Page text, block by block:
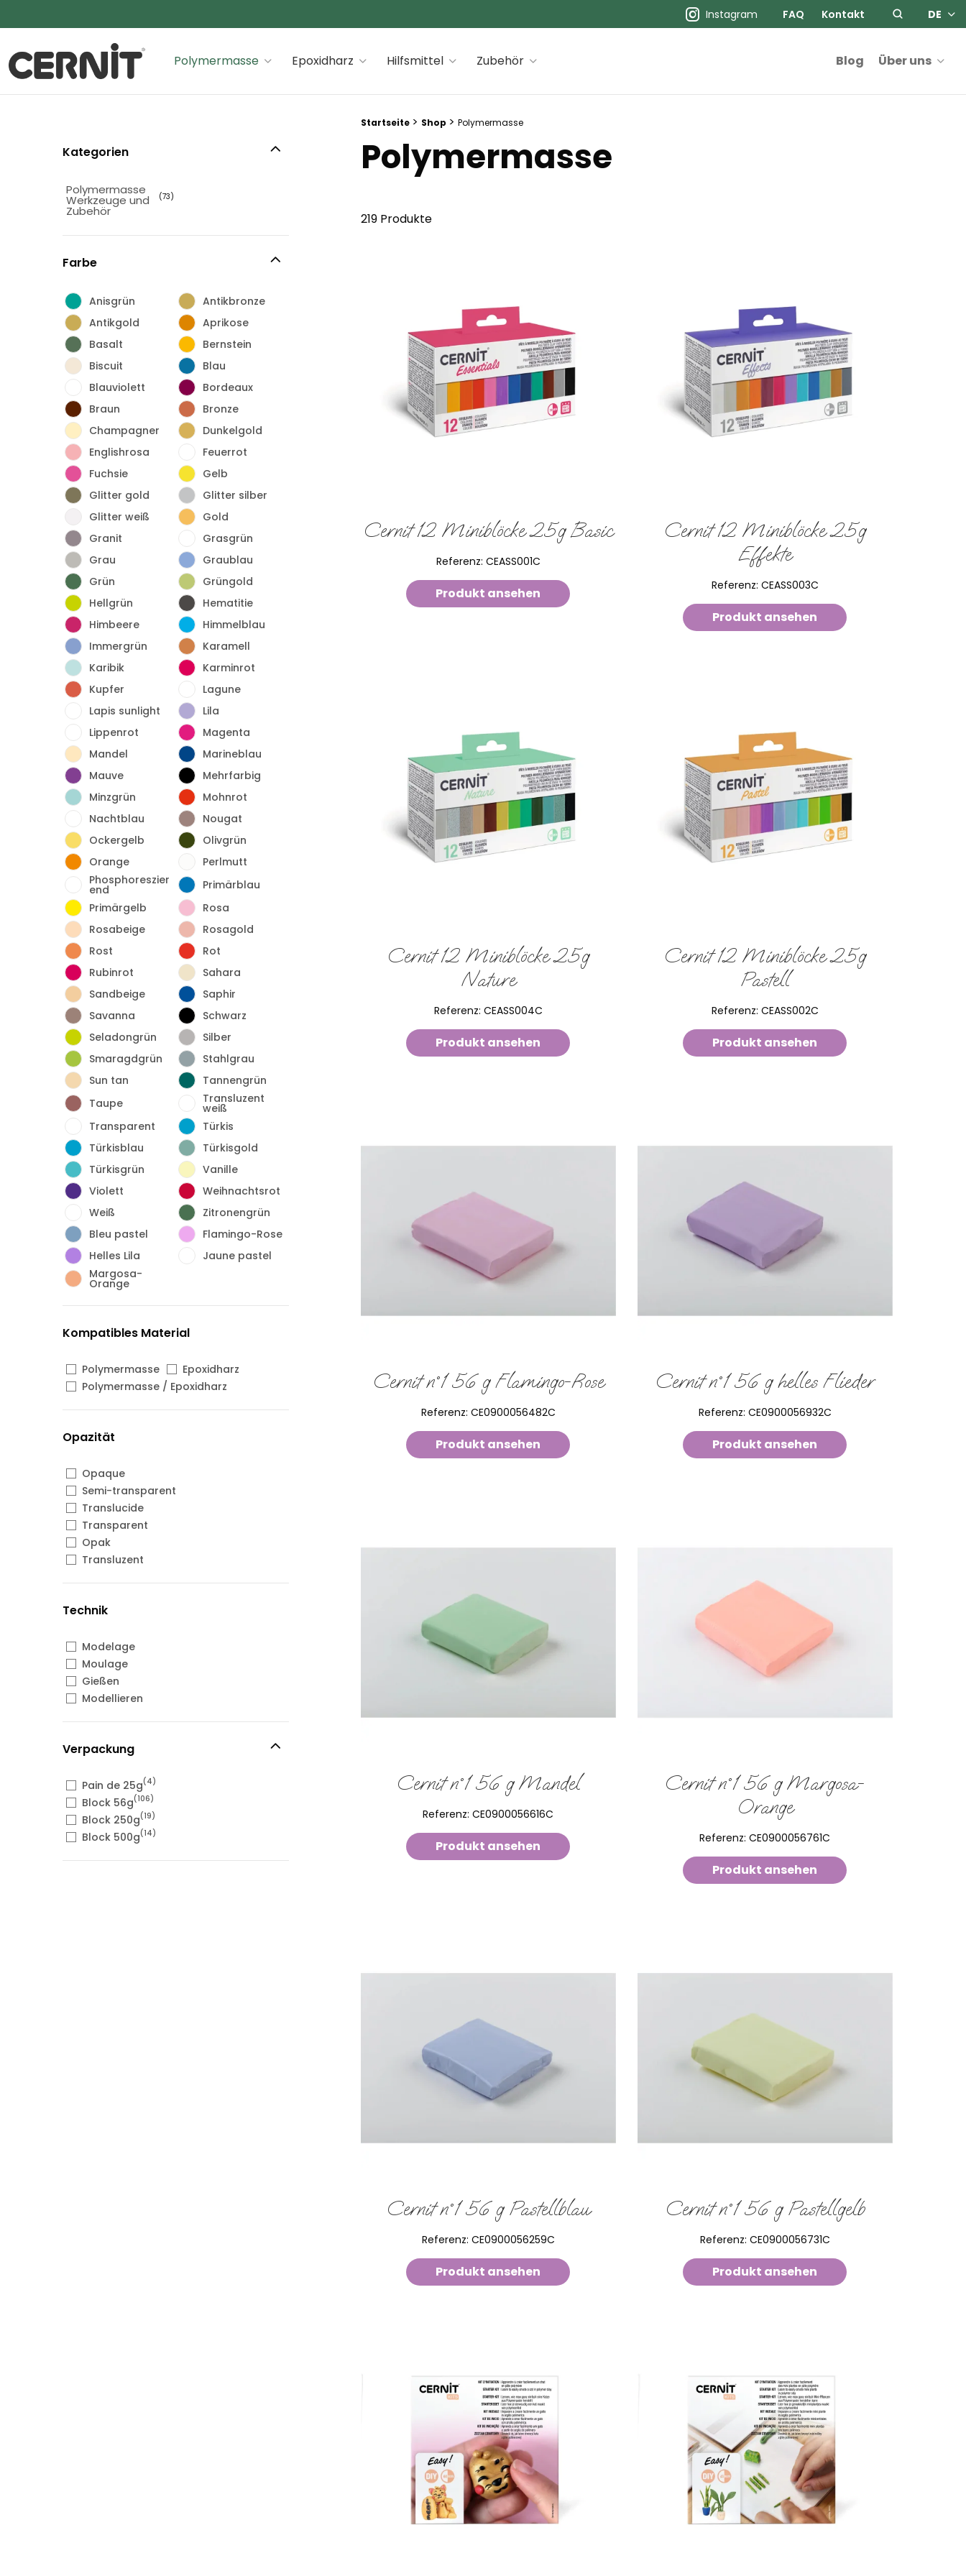
Instagram FAQ Kontakt DE
Cernit Une qualité haut de gamme pour des créations premiums
Polymermasse Epoxidharz Hilfsmittel Zubehör Blog Über uns
Breadcrumb Trail:
Startseite > Shop > Polymermasse
Polymermasse
219 Produkte
Cernit 12 Miniblöcke 25g Basic
Referenz: CEASS001C
Produkt ansehen
Cernit 12 Miniblöcke 25g
Effekte
Referenz: CEASS003C
Produkt ansehen
Cernit 12 Miniblöcke 25g
Nature
Referenz: CEASS004C
Produkt ansehen
Cernit 12 Miniblöcke 25g
Pastell
Referenz: CEASS002C
Produkt ansehen
Cernit n°1 56 g Flamingo-Rose
Referenz: CE0900056482C
Produkt ansehen
Cernit n°1 56 g helles Flieder
Referenz: CE0900056932C
Produkt ansehen
Cernit n°1 56 g Mandel
Referenz:CE0900056616C
Produkt ansehen
Cernit n°1 56 g Margosa-
Orange
Referenz:CE0900056761C
Produkt ansehen
Cernit n°1 56 g Pastellblau
Referenz: CE0900056259C
Produkt ansehen
Cernit n°1 56 g Pastellgelb
Referenz: CE0900056731C
Produkt ansehen
Kategorien
Polymermasse
Werkzeuge und
Zubehör
(73)
Farbe
Anisgrün
Antikbronze
Antikgold
Aprikose
Basalt
Bernstein
Biscuit
Blau
Blauviolett
Bordeaux
Braun
Bronze
Champagner
Dunkelgold
Englishrosa
Feuerrot
Fuchsie
Gelb
Glitter gold
Glitter silber
Glitter weiß
Gold
Granit
Grasgrün
Grau
Graublau
Grün
Grüngold
Hellgrün
Hematitie
Himbeere
Himmelblau
Immergrün
Karamell
Karibik
Karminrot
Kupfer
Lagune
Lapis sunlight
Lila
Lippenrot
Magenta
Mandel
Marineblau
Mauve
Mehrfarbig
Minzgrün
Mohnrot
Nachtblau
Nougat
Ockergelb
Olivgrün
Orange
Perlmutt
Phosphoreszier
end
Primärblau
Primärgelb
Rosa
Rosabeige
Rosagold
Rost
Rot
Rubinrot
Sahara
Sandbeige
Saphir
Savanna
Schwarz
Seladongrün
Silber
Smaragdgrün
Stahlgrau
Sun tan
Tannengrün
Taupe
Transluzent
weiß
Transparent
Türkis
Türkisblau
Türkisgold
Türkisgrün
Vanille
Violett
Weihnachtsrot
Weiß
Zitronengrün
Bleu pastel
Flamingo-Rose
Helles Lila
Jaune pastel
Margosa-
Orange
Kompatibles Material
Polymermasse
Epoxidharz
Polymermasse / Epoxidharz
Opazität
Opaque
Semi-transparent
Translucide
Transparent
Opak
Transluzent
Technik
Modelage
Moulage
Gießen
Modellieren
Verpackung
Pain de 25g(4)
Block 56g(106)
Block 250g(19)
Block 500g(14)